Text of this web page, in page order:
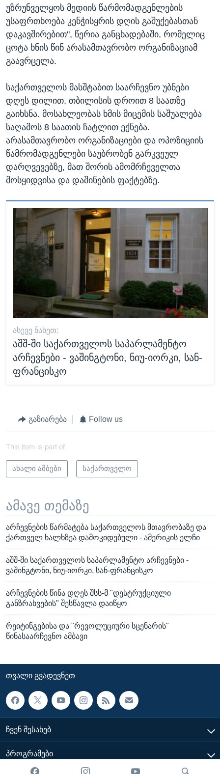
უზრუნველყოს მედიის წარმომადგენლების
უსაფრთხოება კენჭისყრის დღის გაშუქებასთან
დაკავშირებით", წერია განცხადებაში, რომელიც
ცოტა ხნის წინ არასამთავრობო ორგანიზაციამ
გაავრცელა.
საქართველოს მასშტაბით საარჩევნო უბნები
დღეს დილით, თბილისის დროით 8 საათზე
გაიხსნა. მოსახლეობას ხმის მიცემის საშუალება
საღამოს 8 საათის ჩატლით ექნება.
არასამთავრობო ორგანიზაციები და ოპოზიციის
წამრომადგენლები საუბრობენ გარკვეულ
დარღვევებზე, მათ შორის ამომრჩეველთა
მოსყიდვისა და დაშინების ფაქტებზე.
ᲐᲡᲔᲕᲔ ᲜᲐᲮᲔᲗ:
აშშ-ში საქართველოს საპარლამენტო
არჩევნები - ვაშინგტონი, ნიუ-იორკი, სან-
ფრანცისკო
გაზიარება Follow us
This item is part of
ახალი ამბები საქართველო
ამავე თემაზე
არჩევნების წარმატება საქართველოს მთავრობაზე და
ქართველ ხალხზეა დამოკიდებული - ამერიკის ელჩი
აშშ-ში საქართველოს საპარლამენტო არჩევნები -
ვაშინგტონი, ნიუ-იორკი, სან-ფრანცისკო
არჩევნების წინა დღეს შსს-მ "დესტრუქციული
განზრახვების" შესწავლა დაიწყო
რეიტინგებისა და "რევოლუციური სცენარის"
წინასაარჩევნო ამბავი
ᲗᲕᲐᲚᲘ ᲒᲕᲐᲓᲔᲕᲜᲔᲗ
ᲩᲕᲔᲜ ᲨᲔᲡᲐᲮᲔᲑ
ᲞᲠᲝᲒᲠᲐᲛᲔᲑᲘ